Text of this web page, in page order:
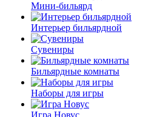
Мини-бильярд
Интерьер бильярдной
Сувениры
Бильярдные комнаты
Наборы для игры
Игра Новус